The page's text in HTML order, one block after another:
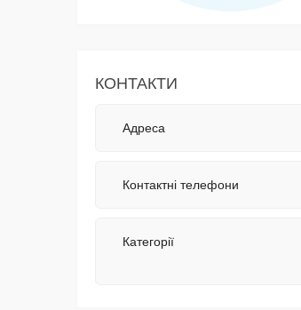
КОНТАКТИ
Адреса
Контактні телефони
Категорії